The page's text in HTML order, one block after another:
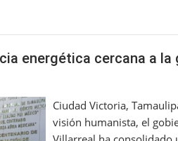
energética cercana a la
Ciudad Victoria,
visión humanista, el